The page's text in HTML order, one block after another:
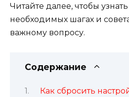
Читайте далее, чтобы
необходимых шагах и
важному вопросу.
Содержание
Как сбросить